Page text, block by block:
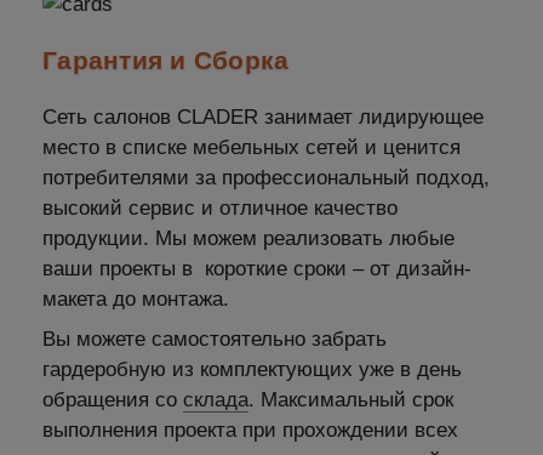
Гарантия и Сборка
Сеть салонов CLADER занимает лидирующее
место в списке мебельных сетей и ценится
потребителями за профессиональный подход,
высокий сервис и отличное качество
продукции. Мы можем реализовать любые
ваши проекты в короткие сроки – от дизайн-
макета до монтажа.
Вы можете самостоятельно забрать
гардеробную из комплектующих уже в день
обращения со склада. Максимальный срок
выполнения проекта при прохождении всех